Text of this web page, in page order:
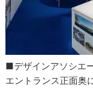
■デザインアソシエ
エントランス正面奥